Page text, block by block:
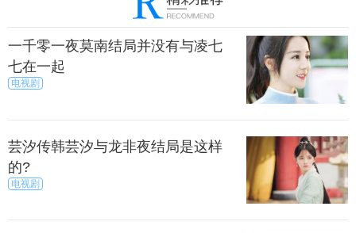
一千零一夜莫南结局并没有与凌七
七在一起
电视剧
芸汐传韩芸汐与龙非夜结局是这样
的?
电视剧